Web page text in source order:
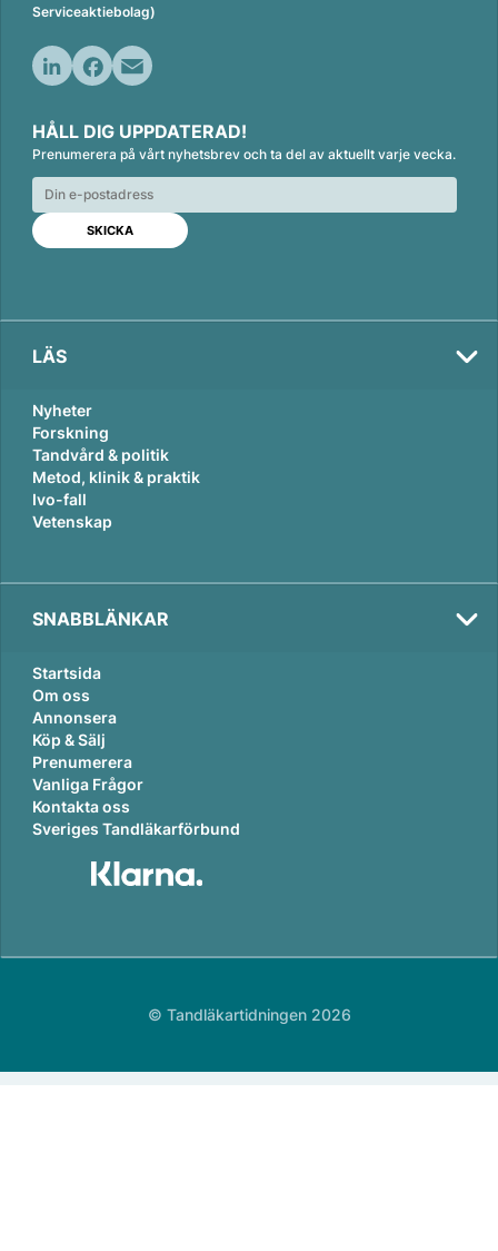
Serviceaktiebolag)
n
k
e
d
n
c
e
b
o
o
k
a
i
l
HÅLL DIG UPPDATERAD!
Prenumerera på vårt nyhetsbrev och ta del av aktuellt varje vecka.
LÄS
Nyheter
Forskning
Tandvård & politik
Metod, klinik & praktik
Ivo-fall
Vetenskap
SNABBLÄNKAR
Startsida
Om oss
Annonsera
Köp & Sälj
Prenumerera
Vanliga Frågor
Kontakta oss
Sveriges Tandläkarförbund
© Tandläkartidningen 2026